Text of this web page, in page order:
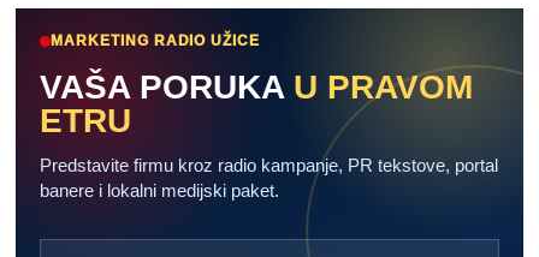
MARKETING RADIO UŽICE
VAŠA PORUKA U PRAVOM
ETRU
Predstavite firmu kroz radio kampanje, PR tekstove, portal
banere i lokalni medijski paket.